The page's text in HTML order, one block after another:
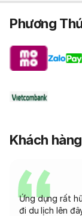
Phương
Khách
Ứng dụng rất
đi du lịch lên